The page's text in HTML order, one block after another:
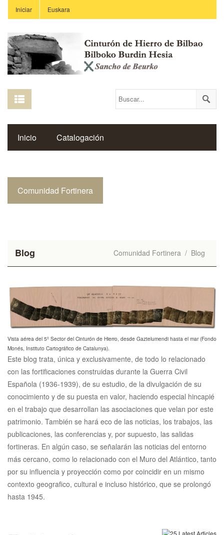
Iniciar Euskara
Inicio Catalogación
Comunidad Fortinera
Blog Comunidad Fortinera / Blog
Vista aérea del 5º Sector del Cinturón de Hierro, desde Gaztelumendi hasta el mar (Fondo
Monés, Instituto Cartográfico de Catalunya).
Este blog trata, única y exclusivamente, de todo lo relacionado
con las fortificaciones construidas durante la Guerra Civil
Española (1936-1939), de su estudio, de la divulgación de su
conocimiento y de su puesta en valor, haciendo especial hincapié
en el trabajo que desarrollan las asociaciones que velan por este
patrimonio. También se hará eco de las noticias, los trabajos, las
publicaciones, las conferencias y, por supuesto, las salidas
fortineras. En algún caso, se señalarán las noticias del entorno
más cercano, como lo relacionado con el Muro del Atlántico, tanto
por su influencia y proyección como por coincidir en un mismo
contexto geografico, cultural e incluso histórico, que se prolongó
hasta 1945.